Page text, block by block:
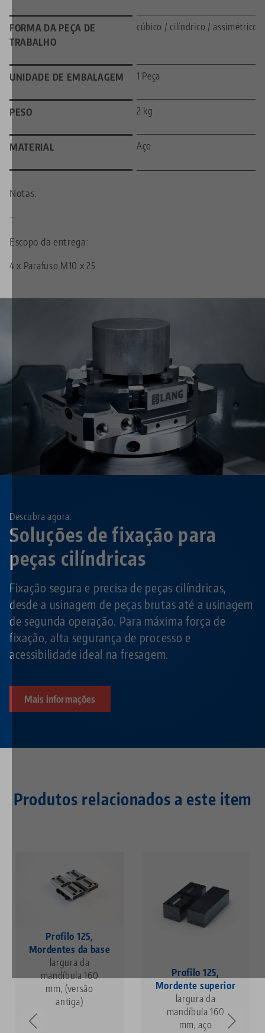
FORMA DA PEÇA DE
TRABALHO
cúbico / cilíndrico / assimétrico
UNIDADE DE EMBALAGEM 1 Peça
PESO 2 kg
MATERIAL Aço
Notas:
—
Escopo da entrega:
4 x Parafuso M10 x 25
Soluções de fixação para
peças cilíndricas
Descubra agora:
Fixação segura e precisa de peças cilíndricas,
desde a usinagem de peças brutas até a usinagem
de segunda operação. Para máxima força de
fixação, alta segurança de processo e
acessibilidade ideal na fresagem.
Mais informações
Produtos relacionados a este item
Profilo 125,
Mordentes da base
largura da
mandíbula 160
mm, (versão
antiga)
Profilo 125,
Mordente superior
largura da
mandíbula 160
mm, aço